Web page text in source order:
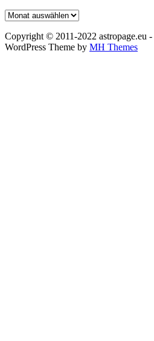
Archiv
Copyright © 2011-2022 astropage.eu -
WordPress Theme by MH Themes